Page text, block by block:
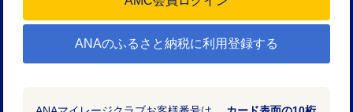
ANAのふるさと納税に利用登録する